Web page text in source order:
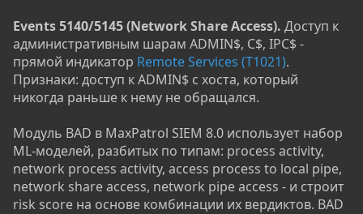
Events 5140/5145 (Network Share Access). Доступ к
административным шарам ADMIN$, C$, IPC$ -
прямой индикатор Remote Services (T1021).
Признаки: доступ к ADMIN$ с хоста, который
никогда раньше к нему не обращался.
Модуль BAD в MaxPatrol SIEM 8.0 использует набор
ML-моделей, разбитых по типам: process activity,
network process activity, access process to local pipe,
network share access, network pipe access - и строит
risk score на основе комбинации их вердиктов. BAD